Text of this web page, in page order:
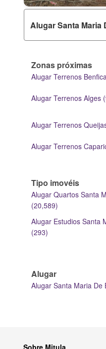
Alugar Santa Maria
Zonas próximas
Alugar Terrenos
Alugar Terrenos Alges
Alugar Terrenos
Alugar Terrenos
Tipo imovéis
Alugar Quartos Santa
(20,589)
Alugar Estudios Santa
(293)
Alugar
Alugar Santa Maria De
Sobre Mitula